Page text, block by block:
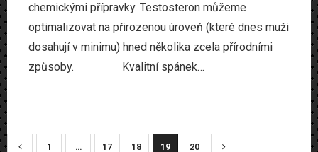
chemickými přípravky. Testosteron můžeme
optimalizovat na přirozenou úroveň (které dnes muži
dosahují v minimu) hned několika zcela přírodními
způsoby. Kvalitní spánek…
1 … 17 18 19 20